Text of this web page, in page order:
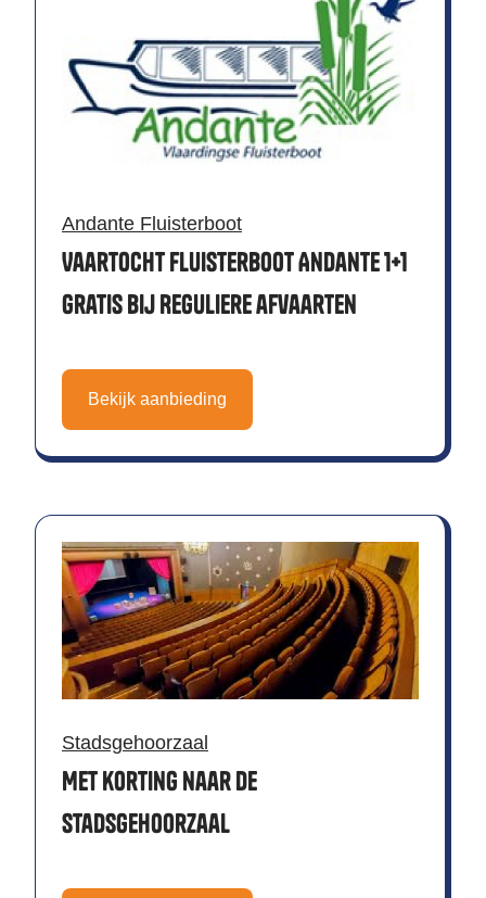
Andante Fluisterboot
Vaartocht Fluisterboot Andante 1+1
gratis bij Reguliere afvaarten
Bekijk aanbieding
Stadsgehoorzaal
Met korting naar de
Stadsgehoorzaal